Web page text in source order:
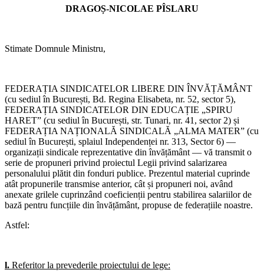
Consiliul de administrație al I.S.J. Hunedoara
Consiliul de administrație al I.S.J. Hunedoara
05.05.2026
Consiliul de administrație al I.S.J. Hunedoara
29.04.2026
Consiliul Liderilor S.I.P. Județul Hunedoara - Biroul Executiv S.I.P.
Județul Hunedoara
29.04.2026
Conferința de alegeri a U.J. C.N.S.L.R. Frăția Hunedoara
29.04.2026
Consiliul de administrație al I.S.J. Hunedoara
DRAGOȘ-NICOLAE PÎSLARU
Stimate Domnule Ministru,
FEDERAȚIA SINDICATELOR LIBERE DIN ÎNVĂȚĂMÂNT
(cu sediul în București, Bd. Regina Elisabeta, nr. 52, sector 5),
FEDERAȚIA SINDICATELOR DIN EDUCAȚIE „SPIRU
HARET” (cu sediul în București, str. Tunari, nr. 41, sector 2) și
FEDERAȚIA NAȚIONALĂ SINDICALĂ „ALMA MATER” (cu
sediul în București, splaiul Independenței nr. 313, Sector 6) —
organizații sindicale reprezentative din învățământ — vă transmit o
serie de propuneri privind proiectul Legii privind salarizarea
personalului plătit din fonduri publice. Prezentul material cuprinde
atât propunerile transmise anterior, cât și propuneri noi, având
anexate grilele cuprinzând coeficienții pentru stabilirea salariilor de
bază pentru funcțiile din învățământ, propuse de federațiile noastre.
Astfel:
l. Referitor la prevederile proiectului de lege: